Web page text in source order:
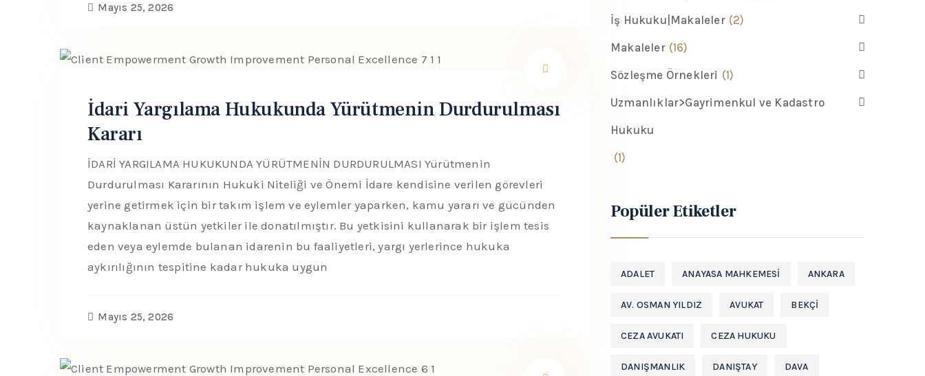
Mayıs 25, 2026
İdari Yargılama Hukukunda Yürütmenin Durdurulması
Kararı
İDARİ YARGILAMA HUKUKUNDA YÜRÜTMENİN DURDURULMASI Yürütmenin
Durdurulması Kararının Hukuki Niteliği ve Önemi İdare kendisine verilen görevleri
yerine getirmek için bir takım işlem ve eylemler yaparken, kamu yararı ve gücünden
kaynaklanan üstün yetkiler ile donatılmıştır. Bu yetkisini kullanarak bir işlem tesis
eden veya eylemde bulanan idarenin bu faaliyetleri, yargı yerlerince hukuka
aykırılığının tespitine kadar hukuka uygun
Mayıs 25, 2026
İş Hukuku|Makaleler (2)
Makaleler (16)
Sözleşme Örnekleri (1)
Uzmanlıklar>Gayrimenkul ve Kadastro
Hukuku
(1)
Popüler Etiketler
ADALET ANAYASA MAHKEMESI ANKARA
AV. OSMAN YILDIZ AVUKAT BEKÇI
CEZA AVUKATI CEZA HUKUKU
DANIŞMANLIK DANIŞTAY DAVA